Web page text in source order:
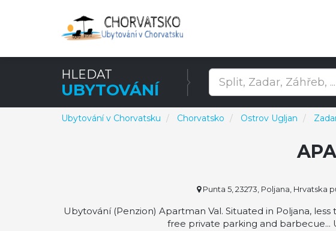
HLEDAT
UBYTOVÁNÍ
Ubytování v Chorvatsku Chorvatsko Ostrov Ugljan
Punta 5, 23273, Poljana, Hrvatska
Ubytování (Penzion) Apartman Val. Situated in Poljana,
free private parking and barbecue...